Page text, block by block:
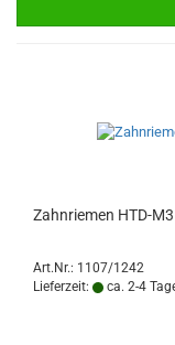
Zahnriemen HTD-
Art.Nr.: 1107/1242
Lieferzeit:
ca. 2-4